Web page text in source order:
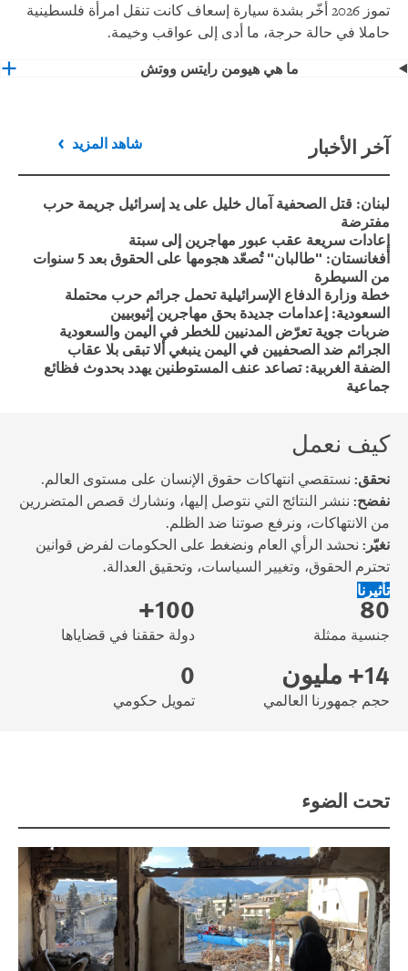
تموز 2026 أخّر بشدة سيارة إسعاف كانت تنقل امرأة فلسطينية
حاملا في حالة حرجة، ما أدى إلى عواقب وخيمة.
ما هي هيومن رايتس ووتش
آخر الأخبار شاهد المزيد
لبنان: قتل الصحفية آمال خليل على يد إسرائيل جريمة حرب
مفترضة
إعادات سريعة عقب عبور مهاجرين إلى سبتة
أفغانستان: "طالبان" تُصعّد هجومها على الحقوق بعد 5 سنوات
من السيطرة
خطة وزارة الدفاع الإسرائيلية تحمل جرائم حرب محتملة
السعودية: إعدامات جديدة بحق مهاجرين إثيوبيين
ضربات جوية تعرّض المدنيين للخطر في اليمن والسعودية
الجرائم ضد الصحفيين في اليمن ينبغي ألا تبقى بلا عقاب
الضفة الغربية: تصاعد عنف المستوطنين يهدد بحدوث فظائع
جماعية
كيف نعمل
نحقق: نستقصي انتهاكات حقوق الإنسان على مستوى العالم.
نفضح: ننشر النتائج التي نتوصل إليها، ونشارك قصص المتضررين
من الانتهاكات، ونرفع صوتنا ضد الظلم.
نغيّر: نحشد الرأي العام ونضغط على الحكومات لفرض قوانين
تحترم الحقوق، وتغيير السياسات، وتحقيق العدالة.
تأثيرنا
80
جنسية ممثلة
100+
دولة حققنا في قضاياها
14+ مليون
حجم جمهورنا العالمي
0
تمويل حكومي
تحت الضوء